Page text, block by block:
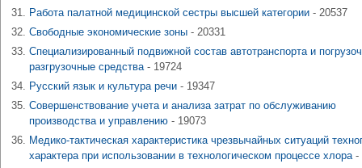
Работа палатной медицинской сестры высшей категории - 20537
Свободные экономические зоны - 20331
Специализированный подвижной состав автотранспорта и
разгрузочные средства- 19724
Русский язык и культура речи - 19347
Совершенствование учета и анализа затрат по обслуживанию
производства и управлению - 19073
Медико-тактическая характеристика чрезвычайных ситуаций
характера при использовании в технологическом процессе хлора-